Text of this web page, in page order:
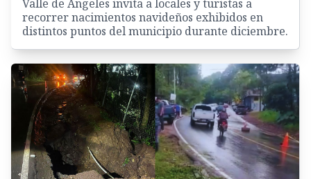
Valle de Ángeles invita a locales y turistas a
recorrer nacimientos navideños exhibidos en
distintos puntos del municipio durante diciembre.